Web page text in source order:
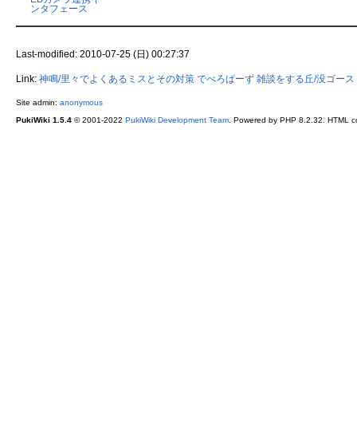
ンタフェース
Last-modified: 2010-07-25 (日) 00:27:37
Link: 神鳴/里々でよくあるミスとその対策 でべろぱーず 雑談をする丘/没ゴース
Site admin: anonymous
PukiWiki 1.5.4© 2001-2022 PukiWiki Development Team. Powered by PHP 8.2.32. HTML